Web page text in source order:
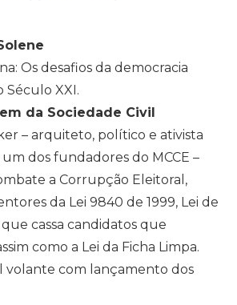
Os desafios da democracia
Século XXI.
da Sociedade Civil
– arquiteto, político e ativista
um dos fundadores do MCCE –
a Corrupção Eleitoral,
da Lei 9840 de 1999, Lei de
cassa candidatos que
como a Lei da Ficha Limpa.
volante com lançamento dos